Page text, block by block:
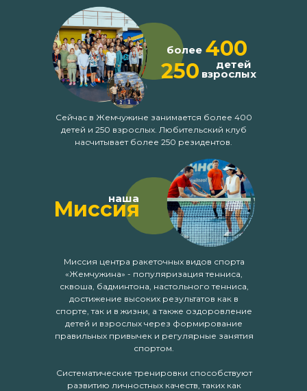
Сейчас в Жемчужине занимается более 400
детей и 250 взрослых. Любительский клуб
насчитывает более 250 резидентов.
400
250 взрослых
более
детей
Миссия центра ракеточных видов спорта
«Жемчужина» - популяризация тенниса,
сквоша, бадминтона, настольного тенниса,
достижение высоких результатов как в
спорте, так и в жизни, а также оздоровление
детей и взрослых через формирование
правильных привычек и регулярные занятия
спортом.
Систематические тренировки способствуют
развитию личностных качеств, таких как
Миссия
наша